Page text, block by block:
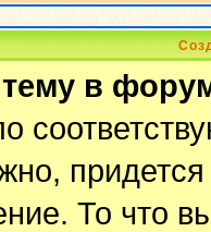
тему в
придется
То что